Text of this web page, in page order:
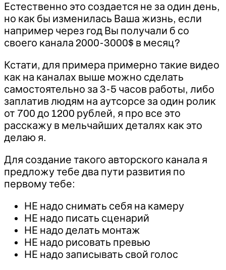
Естественно это создается не за один день,
но как бы изменилась Ваша жизнь, если
например через год Вы получали б со
своего канала 2000-3000$ в месяц?
Кстати, для примера примерно такие видео
как на каналах выше можно сделать
самостоятельно за 3-5 часов работы, либо
заплатив людям на аутсорсе за один ролик
от 700 до 1200 рублей, я про все это
расскажу в мельчайших деталях как это
делаю я.
Для создание такого авторского канала я
предложу тебе два пути развития по
первому тебе:
НЕ надо снимать себя на камеру
НЕ надо писать сценарий
НЕ надо делать монтаж
НЕ надо рисовать превью
НЕ надо записывать свой голос